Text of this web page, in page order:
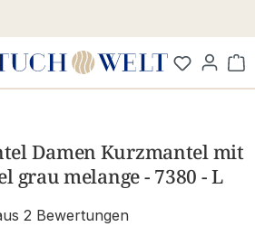
Damen Kurzmantel mit
grau melange - 7380 - L
2 Bewertungen